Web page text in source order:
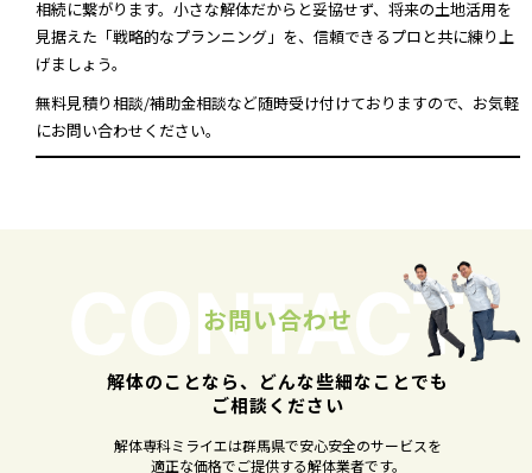
相続に繋がります。小さな解体だからと妥協せず、将来の土地活用を
見据えた「戦略的なプランニング」を、信頼できるプロと共に練り上
げましょう。
無料見積り相談/補助金相談など随時受け付けておりますので、お気軽
にお問い合わせください。
お問い合わせ
解体のことなら、どんな些細なことでも
ご相談ください
解体専科ミライエは群馬県で安心安全のサービスを
適正な価格でご提供する解体業者です。